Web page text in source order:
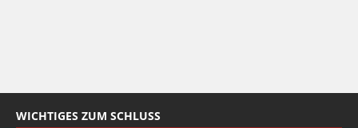
WICHTIGES ZUM SCHLUSS